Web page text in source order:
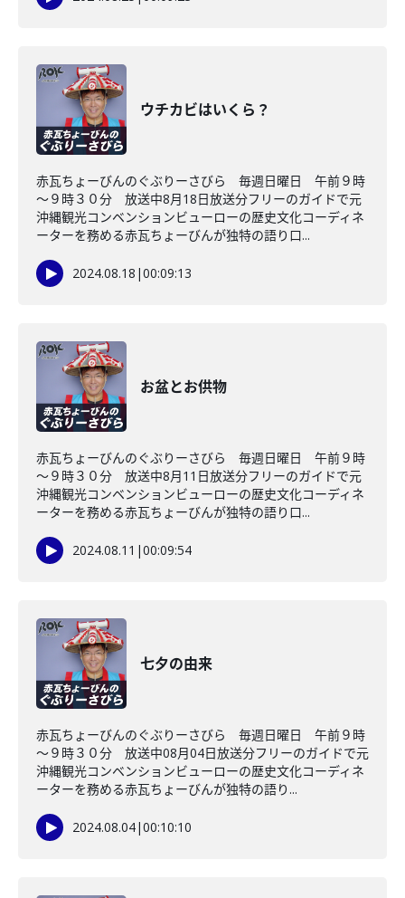
ウチカビはいくら？
赤瓦ちょーびんのぐぶりーさびら 毎週日曜日 午前９時
～９時３０分 放送中8月18日放送分フリーのガイドで元
沖縄観光コンベンションビューローの歴史文化コーディネ
ーターを務める赤瓦ちょーびんが独特の語り口...
2024.08.18 |00:09:13
お盆とお供物
赤瓦ちょーびんのぐぶりーさびら 毎週日曜日 午前９時
～９時３０分 放送中8月11日放送分フリーのガイドで元
沖縄観光コンベンションビューローの歴史文化コーディネ
ーターを務める赤瓦ちょーびんが独特の語り口...
2024.08.11 |00:09:54
七夕の由来
赤瓦ちょーびんのぐぶりーさびら 毎週日曜日 午前９時
～９時３０分 放送中08月04日放送分フリーのガイドで元
沖縄観光コンベンションビューローの歴史文化コーディネ
ーターを務める赤瓦ちょーびんが独特の語り...
2024.08.04|00:10:10